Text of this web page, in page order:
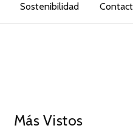
Sostenibilidad
Más Vistos